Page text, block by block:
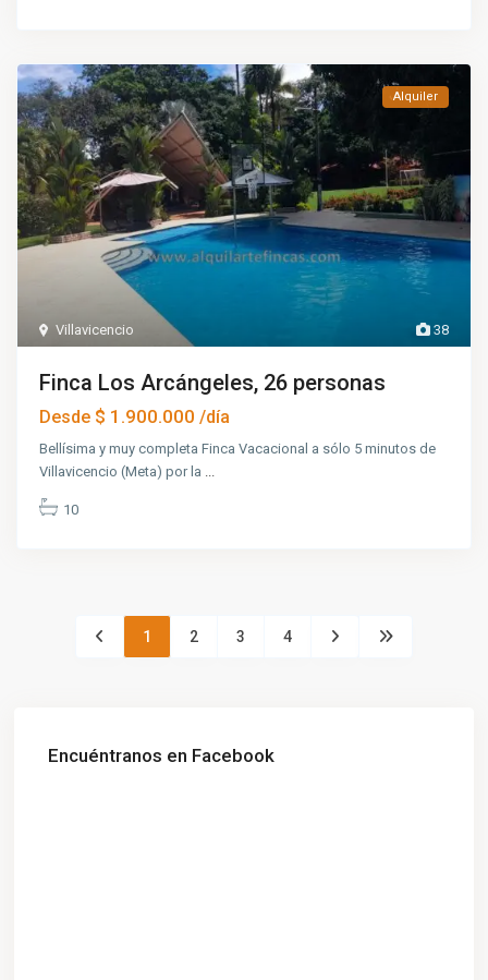
38
Villavicencio
Alquiler
Finca Los Arcángeles, 26 personas
Desde $ 1.900.000/día
Bellísima y muy completa Finca Vacacional a sólo 5 minutos de
Villavicencio (Meta) por la ...
10
1 2 3 4
Encuéntranos en Facebook